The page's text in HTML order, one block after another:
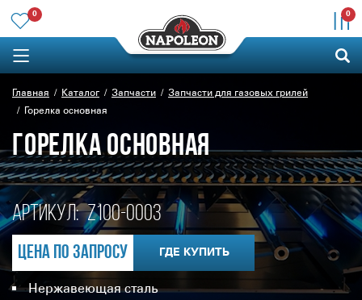
0 0
Главная Каталог Запчасти
Запчасти для газовых грилей
Горелка основная
ГОРЕЛКА ОСНОВНАЯ
Артикул: Z100-0003
Цена по запросу ГДЕ КУПИТЬ
Нержавеющая сталь